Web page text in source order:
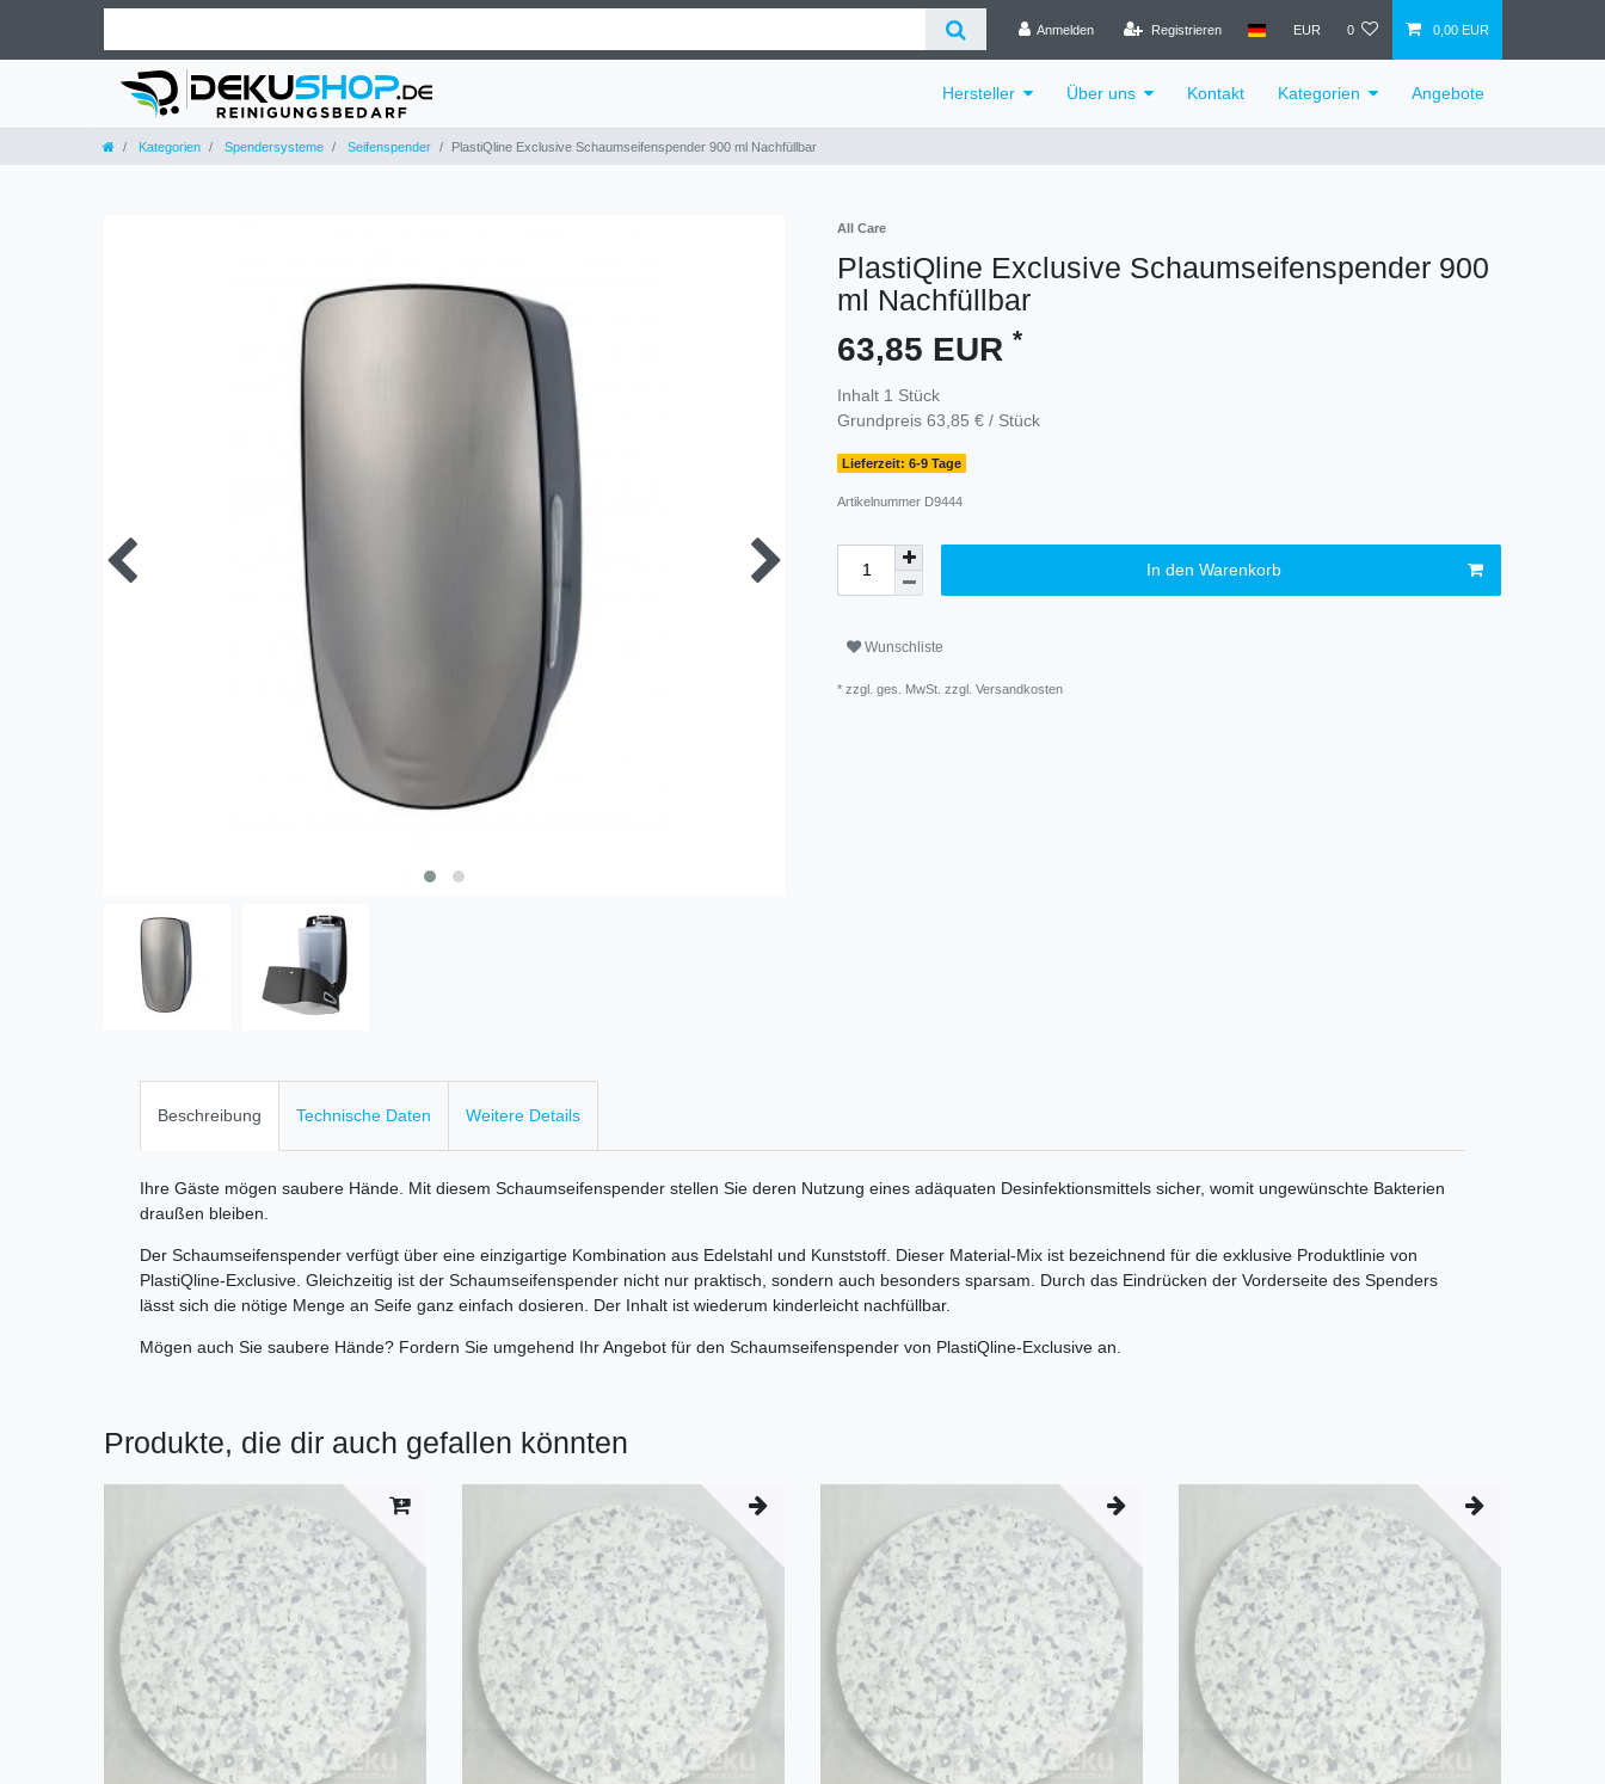
Anmelden Registrieren EUR 0 0,00 EUR
Hersteller Über uns Kontakt Kategorien Angebote
Kategorien Spendersysteme Seifenspender PlastiQline Exclusive Schaumseifenspender 900 ml Nachfüllbar
All Care
PlastiQline Exclusive Schaumseifenspender 900
ml Nachfüllbar
63,85 EUR *
Inhalt 1 Stück
Grundpreis 63,85 € / Stück
Lieferzeit: 6-9 Tage
Artikelnummer D9444
In den Warenkorb
Wunschliste
* zzgl. ges. MwSt. zzgl. Versandkosten
Beschreibung Technische Daten Weitere Details
Ihre Gäste mögen saubere Hände. Mit diesem Schaumseifenspender stellen Sie deren Nutzung eines adäquaten Desinfektionsmittels sicher, womit ungewünschte Bakterien
draußen bleiben.
Der Schaumseifenspender verfügt über eine einzigartige Kombination aus Edelstahl und Kunststoff. Dieser Material-Mix ist bezeichnend für die exklusive Produktlinie von
PlastiQline-Exclusive. Gleichzeitig ist der Schaumseifenspender nicht nur praktisch, sondern auch besonders sparsam. Durch das Eindrücken der Vorderseite des Spenders
lässt sich die nötige Menge an Seife ganz einfach dosieren. Der Inhalt ist wiederum kinderleicht nachfüllbar.
Mögen auch Sie saubere Hände? Fordern Sie umgehend Ihr Angebot für den Schaumseifenspender von PlastiQline-Exclusive an.
Produkte, die dir auch gefallen könnten